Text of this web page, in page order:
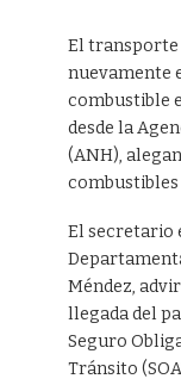
El transporte
nuevamente
combustible
desde la
(ANH),
combustibles
El secretario
Méndez,
llegada del
Seguro
Tránsito